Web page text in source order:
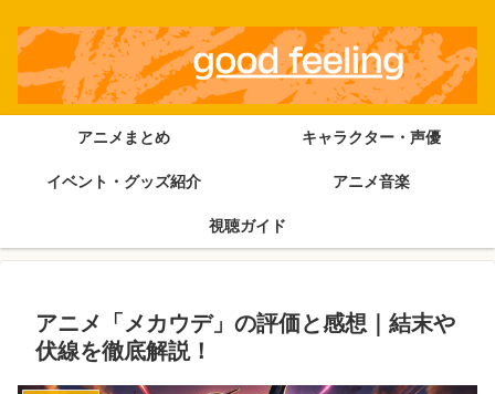
アニメまとめ キャラクター・声優
イベント・グッズ紹介 アニメ音楽
視聴ガイド
アニメ「メカウデ」の評価と感想｜結末や
伏線を徹底解説！